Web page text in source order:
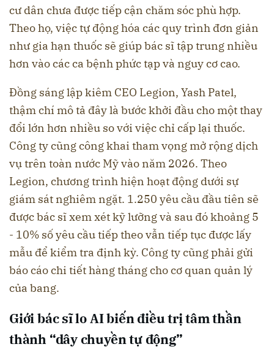
cư dân chưa được tiếp cận chăm sóc phù hợp.
Theo họ, việc tự động hóa các quy trình đơn giản
như gia hạn thuốc sẽ giúp bác sĩ tập trung nhiều
hơn vào các ca bệnh phức tạp và nguy cơ cao.
Đồng sáng lập kiêm CEO Legion, Yash Patel,
thậm chí mô tả đây là bước khởi đầu cho một thay
đổi lớn hơn nhiều so với việc chỉ cấp lại thuốc.
Công ty cũng công khai tham vọng mở rộng dịch
vụ trên toàn nước Mỹ vào năm 2026. Theo
Legion, chương trình hiện hoạt động dưới sự
giám sát nghiêm ngặt. 1.250 yêu cầu đầu tiên sẽ
được bác sĩ xem xét kỹ lưỡng và sau đó khoảng 5
- 10% số yêu cầu tiếp theo vẫn tiếp tục được lấy
mẫu để kiểm tra định kỳ. Công ty cũng phải gửi
báo cáo chi tiết hàng tháng cho cơ quan quản lý
của bang.
Giới bác sĩ lo AI biến điều trị tâm thần
thành “dây chuyền tự động”